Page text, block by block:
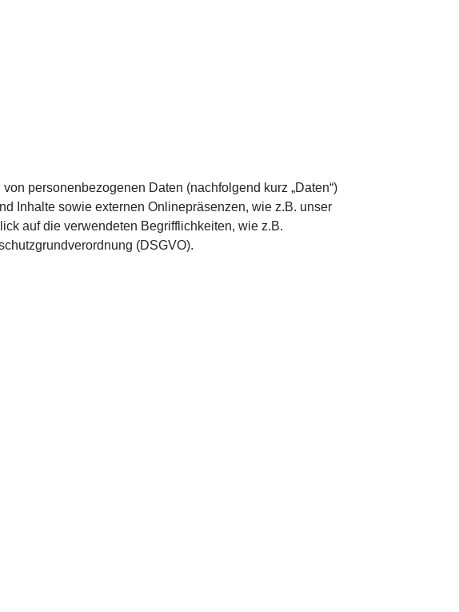
personenbezogenen Daten (nachfolgend kurz „Daten“)
Inhalte sowie externen Onlinepräsenzen, wie z.B. unser
auf die verwendeten Begrifflichkeiten, wie z.B.
(DSGVO).